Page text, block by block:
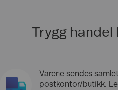
Trygg
Varene sendes
postkontor/butikk.